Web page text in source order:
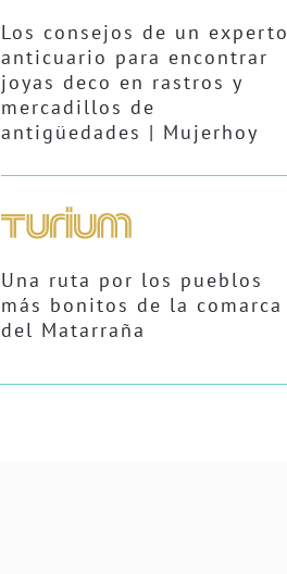
Los consejos de un experto
anticuario para encontrar
joyas deco en rastros y
mercadillos de
antigüedades | Mujerhoy
Una ruta por los pueblos
más bonitos de la comarca
del Matarraña